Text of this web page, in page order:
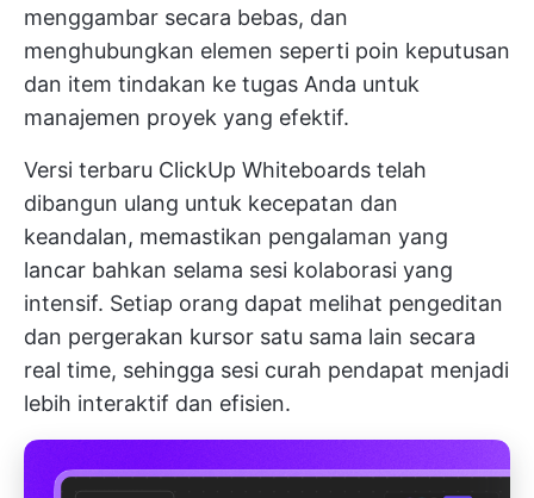
menggambar secara bebas, dan
menghubungkan elemen seperti poin keputusan
dan item tindakan ke tugas Anda untuk
manajemen proyek yang efektif.
Versi terbaru ClickUp Whiteboards telah
dibangun ulang untuk kecepatan dan
keandalan, memastikan pengalaman yang
lancar bahkan selama sesi kolaborasi yang
intensif. Setiap orang dapat melihat pengeditan
dan pergerakan kursor satu sama lain secara
real time, sehingga sesi curah pendapat menjadi
lebih interaktif dan efisien.